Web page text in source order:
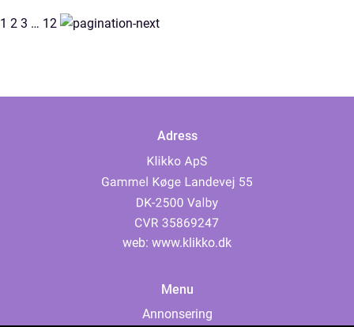
1 2 3 … 12
Adress
web: www.klikko.dk
Menu
Annonsering